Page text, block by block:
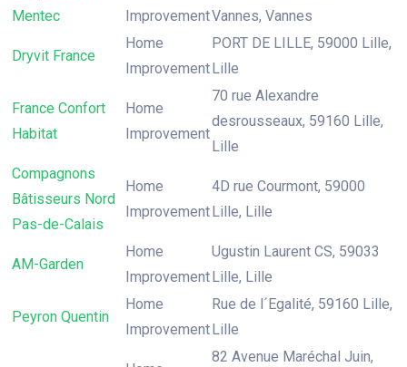
Mentec
ImprovementVannes, Vannes
Dryvit France
Home
Improvement
PORT DE LILLE, 59000 Lille,
Lille
France Confort
Habitat
Home
Improvement
70 rue Alexandre
desrousseaux, 59160 Lille,
Lille
Compagnons
Bâtisseurs Nord
Pas-de-Calais
Home
Improvement
4D rue Courmont, 59000
Lille, Lille
AM-Garden
Home
Improvement
Ugustin Laurent CS, 59033
Lille, Lille
Peyron Quentin
Home
Improvement
Rue de l´Egalité, 59160 Lille,
Lille
82 Avenue Maréchal Juin,